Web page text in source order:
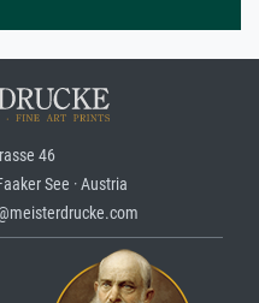
46
See · Austria